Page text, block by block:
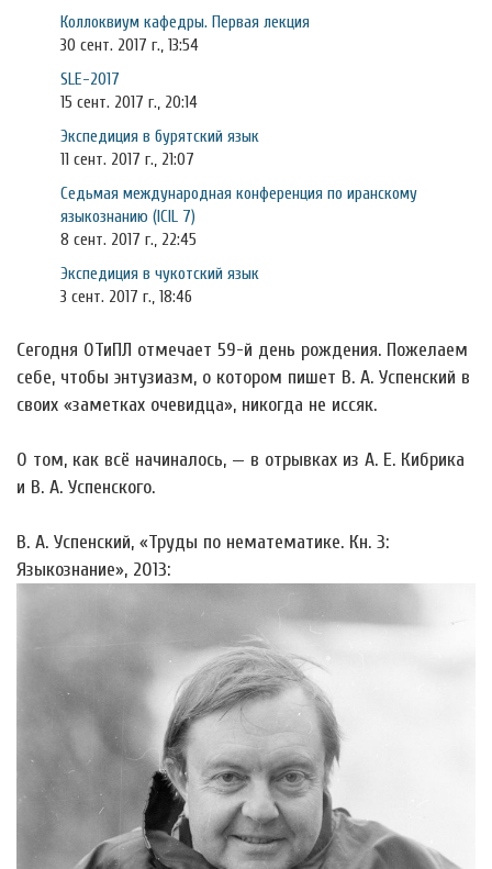
Коллоквиум кафедры. Первая лекция
30 сент. 2017 г., 13:54
SLE-2017
15 сент. 2017 г., 20:14
Экспедиция в бурятский язык
11 сент. 2017 г., 21:07
Седьмая международная конференция по иранскому
языкознанию (ICIL 7)
8 сент. 2017 г., 22:45
Экспедиция в чукотский язык
3 сент. 2017 г., 18:46
Сегодня ОТиПЛ отмечает 59-й день рождения. Пожелаем
себе, чтобы энтузиазм, о котором пишет В. А. Успенский в
своих «заметках очевидца», никогда не иссяк.
О том, как всё начиналось, — в отрывках из А. Е. Кибрика
и В. А. Успенского.
В. А. Успенский, «Труды по нематематике. Кн. 3:
Языкознание», 2013: